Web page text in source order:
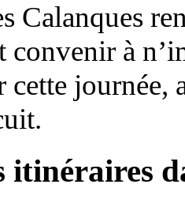
Calanques
convenir à
cette journée,
itinéraires